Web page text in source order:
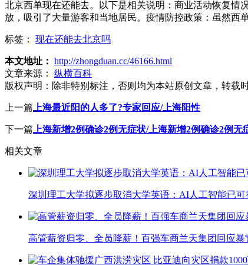
北京西单现在还能去。以下是相关说明：商业活动恢复情
放，吸引了大量游客和当地居民。疫情防控政策：虽然西
标签： 现在还能去北京吗
本文地址： http://zhongduan.cc/46166.html
文章来源：
纵横百科
版权声明： 除非特别标注，否则均为本站原创文章，转载
上一篇 上海最近阳的人多了?专家回应/上海阳性
下一篇 上海新增2例确诊2例无症状/上海新增2例确诊2例无
相关文章
深圳理工大学拟逐步取消大学英语：AI人工智能已可
高管薪资归零、全员降薪！百强车商兰天集团回应